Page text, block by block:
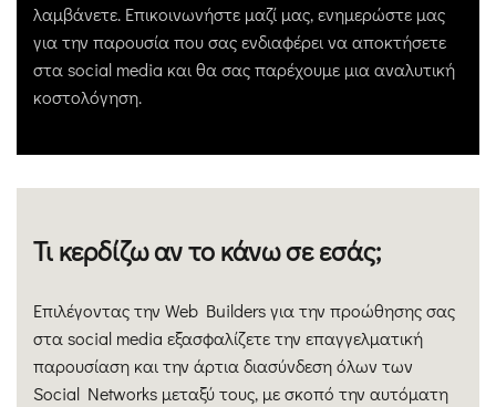
λαμβάνετε. Επικοινωνήστε μαζί μας, ενημερώστε μας
για την παρουσία που σας ενδιαφέρει να αποκτήσετε
στα social media και θα σας παρέχουμε μια αναλυτική
κοστολόγηση.
Τι κερδίζω αν το κάνω σε εσάς;
Επιλέγοντας την Web Builders για την προώθησης σας
στα social media εξασφαλίζετε την επαγγελματική
παρουσίαση και την άρτια διασύνδεση όλων των
Social Networks μεταξύ τους, με σκοπό την αυτόματη